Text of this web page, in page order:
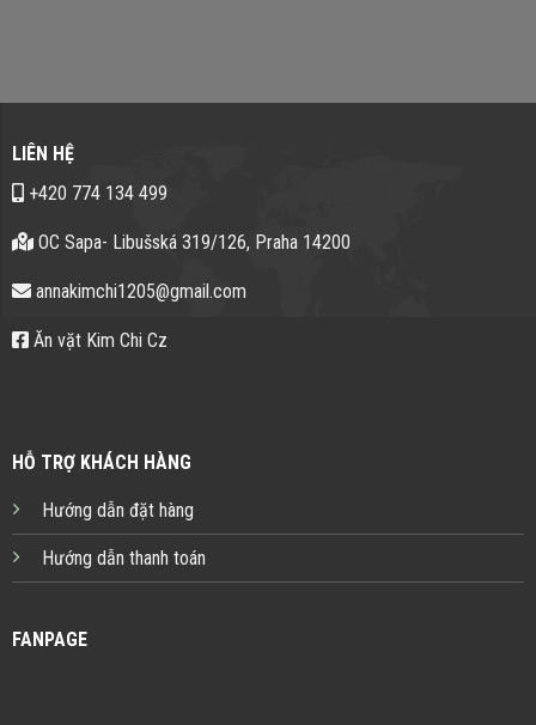
LIÊN HỆ
+420 774 134 499
OC Sapa- Libušská 319/126, Praha 14200
annakimchi1205@gmail.com
Ăn vặt Kim Chi Cz
HỖ TRỢ KHÁCH HÀNG
Hướng dẫn đặt hàng
Hướng dẫn thanh toán
FANPAGE